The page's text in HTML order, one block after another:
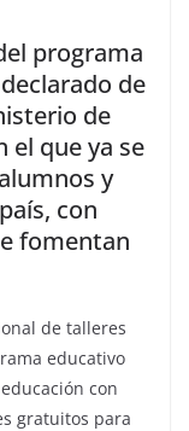
programa
de
de
el que ya se
y
con
fomentan
de talleres
educativo
con
gratuitos para